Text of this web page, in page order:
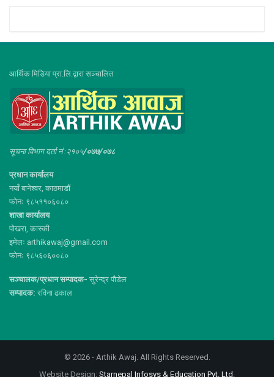
आर्थिक मिडिया प्रा.लि.द्वारा सञ्चालित
सूचना विभाग दर्ता नं :२१०५/०७७/०७८
प्रधान कार्यालय
नयाँ बानेश्वर, काठमाडौं
फोनः ९८५११०६०८०
शाखा कार्यालय
पोखरा, कास्की
इमेलः arthikawaj@gmail.com
फोनः ९८५६०६००८०
सञ्चालक/प्रधान सम्पादक- सुरेन्द्र पौडेल
सम्पादक: रविना ढकाल
© 2026 - Arthik Awaj. All Rights Reserved.
Website Design: Starnepal Infosys & Education Pvt. Ltd.